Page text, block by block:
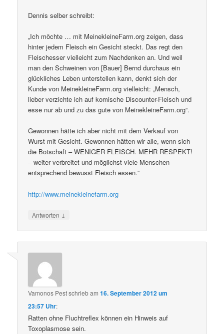
Dennis selber schreibt:
„Ich möchte … mit MeinekleineFarm.org zeigen, dass
hinter jedem Fleisch ein Gesicht steckt. Das regt den
Fleischesser vielleicht zum Nachdenken an. Und weil
man den Schweinen von [Bauer] Bernd durchaus ein
glückliches Leben unterstellen kann, denkt sich der
Kunde von MeinekleineFarm.org vielleicht: „Mensch,
lieber verzichte ich auf komische Discounter-Fleisch und
esse nur ab und zu das gute von MeinekleineFarm.org“.
Gewonnen hätte ich aber nicht mit dem Verkauf von
Wurst mit Gesicht. Gewonnen hätten wir alle, wenn sich
die Botschaft – WENIGER FLEISCH. MEHR RESPEKT!
– weiter verbreitet und möglichst viele Menschen
entsprechend bewusst Fleisch essen.“
http://www.meinekleinefarm.org
Antworten ↓
Vamonos Pestschriebam16. September 2012 um
23:57 Uhr:
Ratten ohne Fluchtreflex können ein Hinweis auf
Toxoplasmose sein.